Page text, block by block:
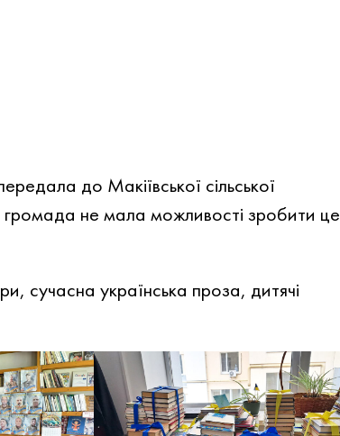
до Макіївської сільської
не мала можливості зробити це
сучасна українська проза, дитячі